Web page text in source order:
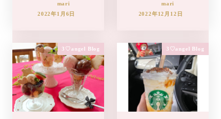
mari
2022年1月6日
mari
2022年12月12日
3♡angel Blog 3♡angel Blog